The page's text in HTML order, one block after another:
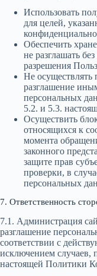
Использовать
для целей,
Обеспечить
не разглашать
разрешения
Не осуществлять
разглашение
персональных
5.2. и 5.3.
Осуществить
относящихся к
момента
законного
защите прав
проверки, в
персональных
7. Ответственность
7.1. Администрация
разглашение
соответствии с
исключением случаев,
настоящей Политики